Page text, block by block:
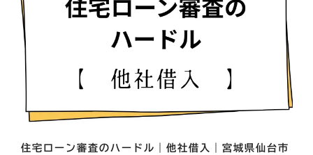
住宅ローン審査のハードル｜他社借入｜宮城県仙台市